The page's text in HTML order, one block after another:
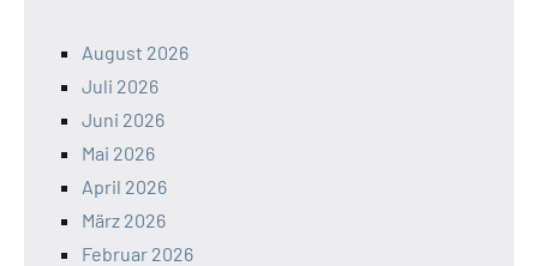
August 2026
Juli 2026
Juni 2026
Mai 2026
April 2026
März 2026
Februar 2026